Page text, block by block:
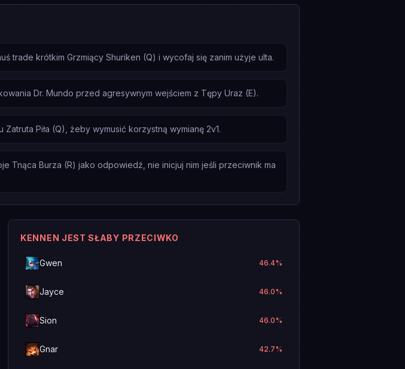
trade krótkim Grzmiący Shuriken (Q) i wycofaj się zanim użyje ulta.
Dr. Mundo przed agresywnym wejściem z Tępy Uraz (E).
Piła (Q), żeby wymusić korzystną wymianę 2v1.
Tnąca Burza (R) jako odpowiedź, nie inicjuj nim jeśli przeciwnik ma
KENNEN JEST SŁABY PRZECIWKO
Gwen 46.4%
Jayce 46.0%
Sion 46.0%
Gnar 42.7%